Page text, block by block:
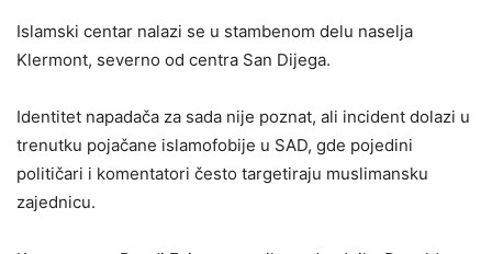
Islamski centar nalazi se u stambenom delu naselja
Klermont, severno od centra San Dijega.
Identitet napadača za sada nije poznat, ali incident dolazi u
trenutku pojačane islamofobije u SAD, gde pojedini
političari i komentatori često targetiraju muslimansku
zajednicu.